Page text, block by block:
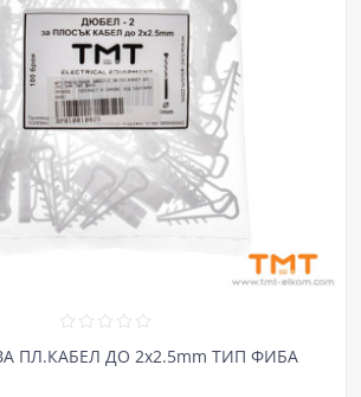
ПЛ.КАБЕЛ ДО 2х2.5mm ТИП ФИБА